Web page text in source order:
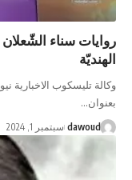
روايات سناء
الهنديّة
وكالة تليسكوب الاخبارية
بعنوان…
dawoud سبتمبر 1, 2024